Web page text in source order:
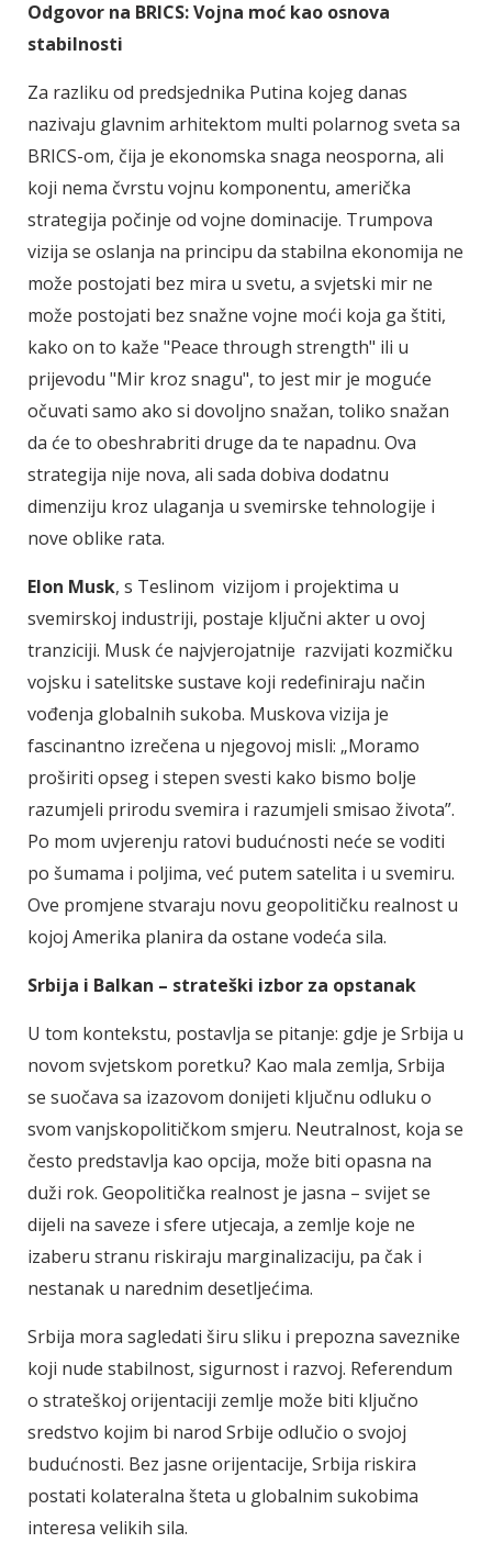
Odgovor na BRICS: Vojna moć kao osnova
stabilnosti
Za razliku od predsjednika Putina kojeg danas
nazivaju glavnim arhitektom multi polarnog sveta sa
BRICS-om, čija je ekonomska snaga neosporna, ali
koji nema čvrstu vojnu komponentu, američka
strategija počinje od vojne dominacije. Trumpova
vizija se oslanja na principu da stabilna ekonomija ne
može postojati bez mira u svetu, a svjetski mir ne
može postojati bez snažne vojne moći koja ga štiti,
kako on to kaže "Peace through strength" ili u
prijevodu "Mir kroz snagu", to jest mir je moguće
očuvati samo ako si dovoljno snažan, toliko snažan
da će to obeshrabriti druge da te napadnu. Ova
strategija nije nova, ali sada dobiva dodatnu
dimenziju kroz ulaganja u svemirske tehnologije i
nove oblike rata.
Elon Musk, s Teslinom vizijom i projektima u
svemirskoj industriji, postaje ključni akter u ovoj
tranziciji. Musk će najvjerojatnije razvijati kozmičku
vojsku i satelitske sustave koji redefiniraju način
vođenja globalnih sukoba. Muskova vizija je
fascinantno izrečena u njegovoj misli: „Moramo
proširiti opseg i stepen svesti kako bismo bolje
razumjeli prirodu svemira i razumjeli smisao života”.
Po mom uvjerenju ratovi budućnosti neće se voditi
po šumama i poljima, već putem satelita i u svemiru.
Ove promjene stvaraju novu geopolitičku realnost u
kojoj Amerika planira da ostane vodeća sila.
Srbija i Balkan – strateški izbor za opstanak
U tom kontekstu, postavlja se pitanje: gdje je Srbija u
novom svjetskom poretku? Kao mala zemlja, Srbija
se suočava sa izazovom donijeti ključnu odluku o
svom vanjskopolitičkom smjeru. Neutralnost, koja se
često predstavlja kao opcija, može biti opasna na
duži rok. Geopolitička realnost je jasna – svijet se
dijeli na saveze i sfere utjecaja, a zemlje koje ne
izaberu stranu riskiraju marginalizaciju, pa čak i
nestanak u narednim desetljećima.
Srbija mora sagledati širu sliku i prepozna saveznike
koji nude stabilnost, sigurnost i razvoj. Referendum
o strateškoj orijentaciji zemlje može biti ključno
sredstvo kojim bi narod Srbije odlučio o svojoj
budućnosti. Bez jasne orijentacije, Srbija riskira
postati kolateralna šteta u globalnim sukobima
interesa velikih sila.